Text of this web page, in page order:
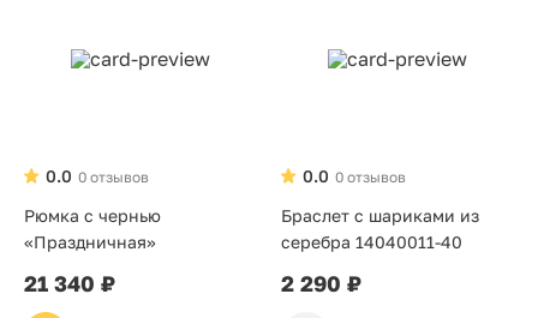
0 отзывов
0.0
Рюмка с чернью
«Праздничная»
21 340 ₽
0 отзывов
0.0
Браслет с шариками из
серебра 14040011-40
2 290 ₽